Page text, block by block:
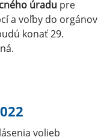
úradu pre
a voľby do orgánov
konať 29.
volieb